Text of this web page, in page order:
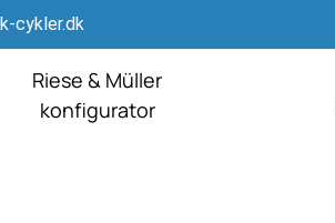
cykler.dk
Riese & Müller
konfigurator